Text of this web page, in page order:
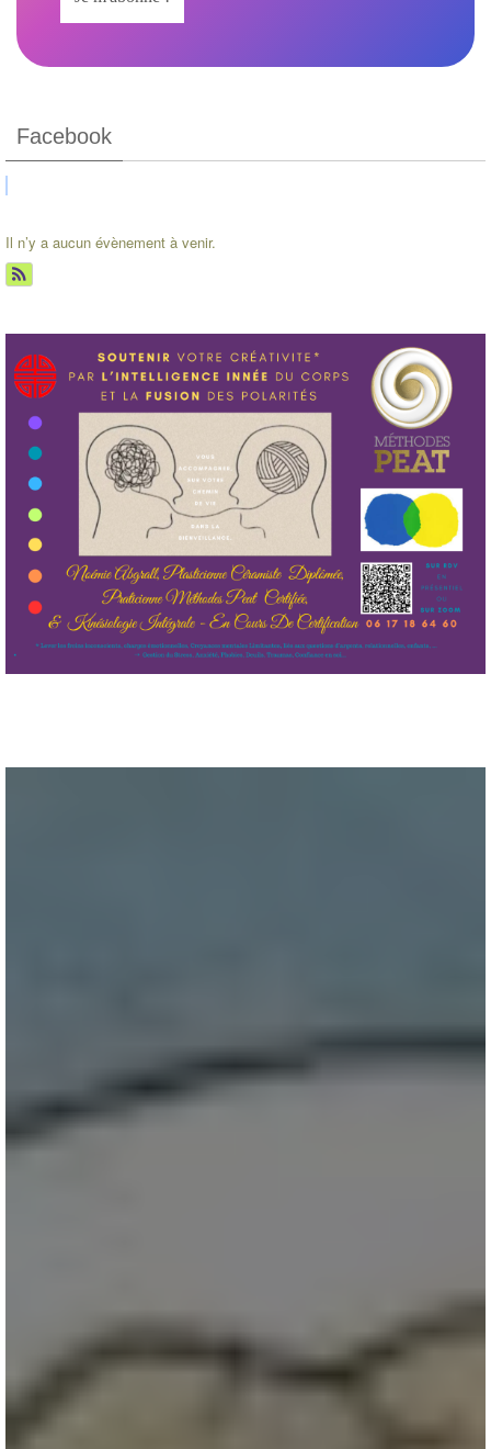
Facebook
Il n’y a aucun évènement à venir.